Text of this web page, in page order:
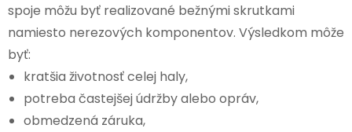
spoje môžu byť realizované bežnými skrutkami
namiesto nerezových komponentov. Výsledkom môže
byť:
kratšia životnosť celej haly,
potreba častejšej údržby alebo opráv,
obmedzená záruka,